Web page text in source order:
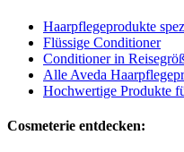
Haarpflegeprodukte
Flüssige Conditioner
Conditioner in
Alle Aveda
Hochwertige Produkte
Cosmeterie entdecken: